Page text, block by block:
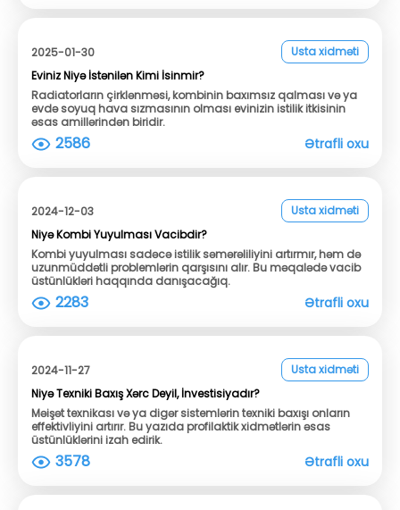
2025-01-30
Usta xidməti
Eviniz Niyə İstənilən Kimi İsinmir?
Radiatorların çirklənməsi, kombinin baxımsız qalması və ya
evdə soyuq hava sızmasının olması evinizin istilik itkisinin
əsas amillərindən biridir.
2586 Ətrafli oxu
2024-12-03
Usta xidməti
Niyə Kombi Yuyulması Vacibdir?
Kombi yuyulması sadəcə istilik səmərəliliyini artırmır, həm də
uzunmüddətli problemlərin qarşısını alır. Bu məqalədə vacib
üstünlükləri haqqında danışacağıq.
2283 Ətrafli oxu
2024-11-27
Usta xidməti
Niyə Texniki Baxış Xərc Deyil, İnvestisiyadır?
Məişət texnikası və ya digər sistemlərin texniki baxışı onların
effektivliyini artırır. Bu yazıda profilaktik xidmətlərin əsas
üstünlüklərini izah edirik.
3578 Ətrafli oxu